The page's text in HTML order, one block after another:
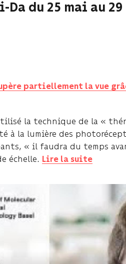
du 25 mai au 29
partiellement la vue
la technique de la «
à la lumière des
« il faudra du temps
échelle.
Lire la suite